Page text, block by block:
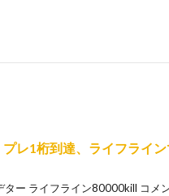
プレ1桁到達、ライフライ
ー ライフライン80000kill コメ